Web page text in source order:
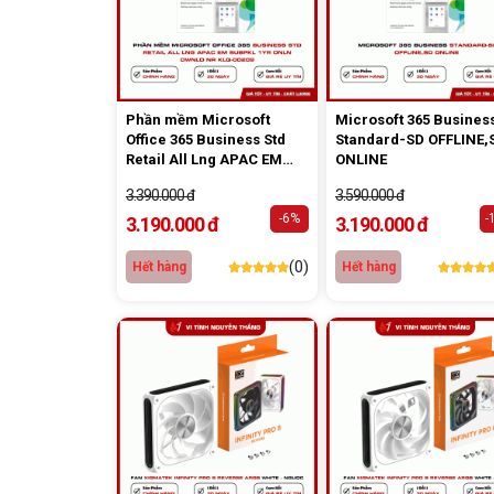
Phần mềm Microsoft
Office 365 Business Std
Retail All Lng APAC EM
NR KLQ-00209
3.390.000 đ
3.190.000 đ -6%
Hết hàng (0)
Microsoft 365
Standard-SD
ONLINE
3.590.000 đ
3.190.000 đ -
Hết hàng